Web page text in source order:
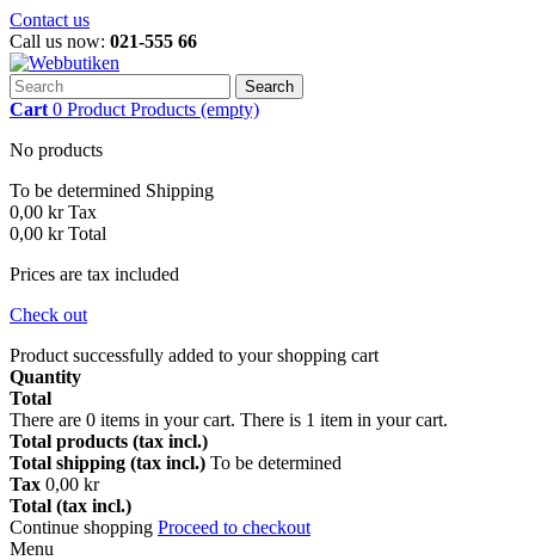
Contact us
Call us now: 021-555 66
Search
Cart 0 Product Products (empty)
No products
To be determined Shipping
0,00 kr Tax
0,00 kr Total
Prices are tax included
Check out
Product successfully added to your shopping cart
Quantity
Total
There are 0 items in your cart. There is 1 item in your cart.
Total products (tax incl.)
Total shipping (tax incl.) To be determined
Tax 0,00 kr
Total (tax incl.)
Continue shopping Proceed to checkout
Menu